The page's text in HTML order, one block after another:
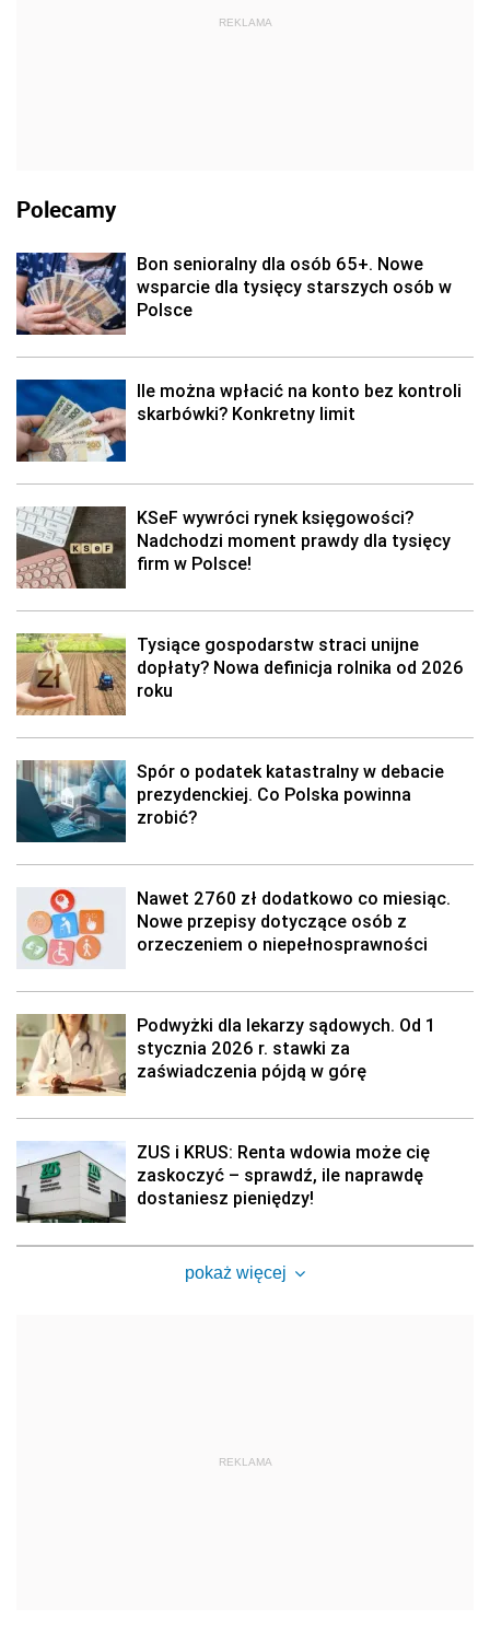
REKLAMA
Polecamy
Bon senioralny dla osób 65+. Nowe
wsparcie dla tysięcy starszych osób w
Polsce
Ile można wpłacić na konto bez kontroli
skarbówki? Konkretny limit
KSeF wywróci rynek księgowości?
Nadchodzi moment prawdy dla tysięcy
firm w Polsce!
Tysiące gospodarstw straci unijne
dopłaty? Nowa definicja rolnika od 2026
roku
Spór o podatek katastralny w debacie
prezydenckiej. Co Polska powinna
zrobić?
Nawet 2760 zł dodatkowo co miesiąc.
Nowe przepisy dotyczące osób z
orzeczeniem o niepełnosprawności
Podwyżki dla lekarzy sądowych. Od 1
stycznia 2026 r. stawki za
zaświadczenia pójdą w górę
ZUS i KRUS: Renta wdowia może cię
zaskoczyć – sprawdź, ile naprawdę
dostaniesz pieniędzy!
pokaż więcej
REKLAMA